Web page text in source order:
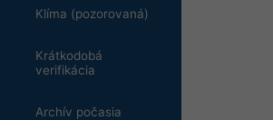
Klíma (pozorovaná)
Krátkodobá
verifikácia
Archív počasia